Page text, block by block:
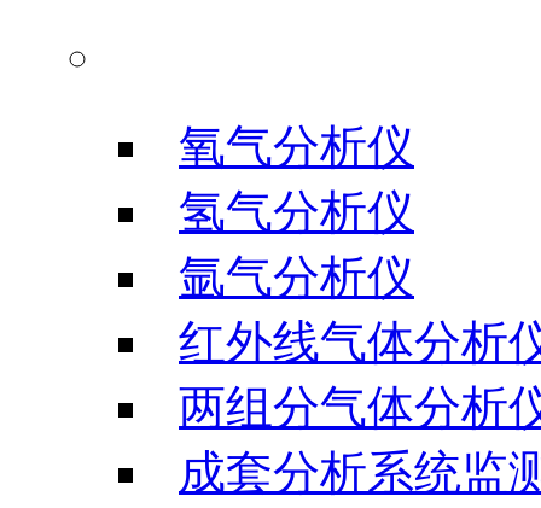
氧气分析仪
氢气分析仪
氩气分析仪
红外线气体分析
两组分气体分析
成套分析系统监